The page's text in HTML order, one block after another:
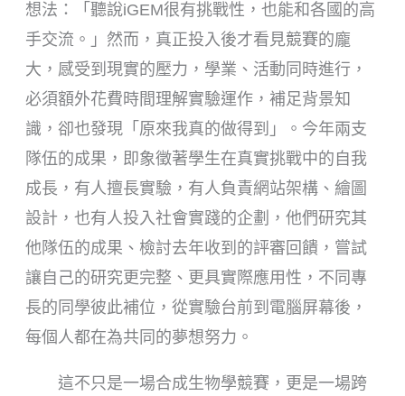
想法：「聽說iGEM很有挑戰性，也能和各國的高
手交流。」然而，真正投入後才看見競賽的龐
大，感受到現實的壓力，學業、活動同時進行，
必須額外花費時間理解實驗運作，補足背景知
識，卻也發現「原來我真的做得到」。今年兩支
隊伍的成果，即象徵著學生在真實挑戰中的自我
成長，有人擅長實驗，有人負責網站架構、繪圖
設計，也有人投入社會實踐的企劃，他們研究其
他隊伍的成果、檢討去年收到的評審回饋，嘗試
讓自己的研究更完整、更具實際應用性，不同專
長的同學彼此補位，從實驗台前到電腦屏幕後，
每個人都在為共同的夢想努力。
這不只是一場合成生物學競賽，更是一場跨